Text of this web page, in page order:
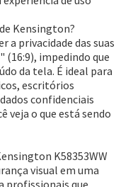
Kensington?
privacidade das suas
(16:9), impedindo que
da tela. É ideal para
escritórios
confidenciais
veja o que está sendo
K58353WW
visual em uma
profissionais que